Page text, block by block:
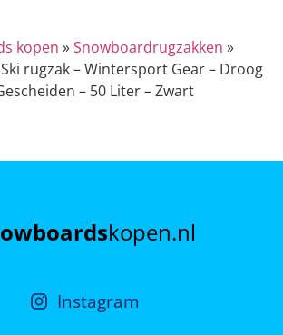
kopen »Snowboardrugzakken »
rugzak – Wintersport Gear – Droog
– 50 Liter – Zwart
kopen.nl
Instagram